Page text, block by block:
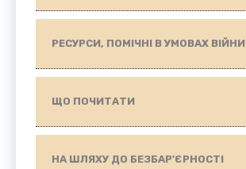
РЕСУРСИ, ПОМІЧНІ В УМОВАХ ВІЙНИ
ЩО ПОЧИТАТИ
НА ШЛЯХУ ДО БЕЗБАР'ЄРНОСТІ